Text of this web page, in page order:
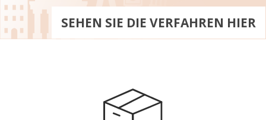
SEHEN SIE DIE VERFAHREN HIER